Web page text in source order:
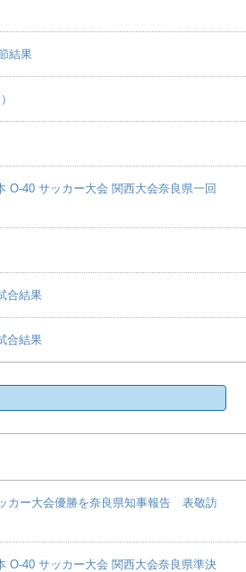
結果
O-40 サッカー大会 関西大会奈良県一回
合結果
合結果
カー大会優勝を奈良県知事報告 表敬訪
O-40 サッカー大会 関西大会奈良県準決